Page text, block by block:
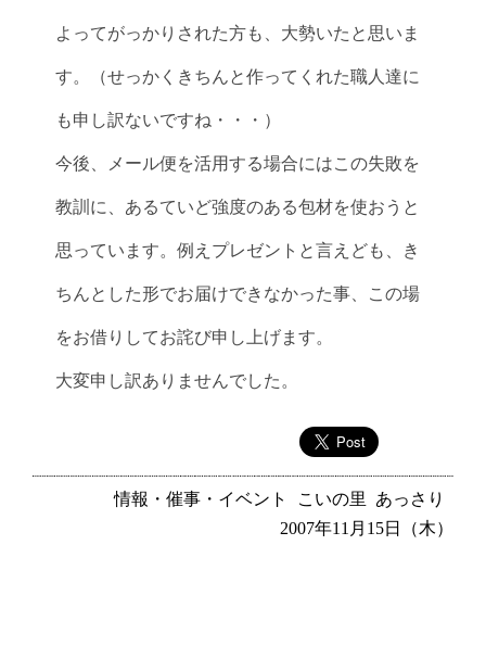
よってがっかりされた方も、大勢いたと思いま
す。（せっかくきちんと作ってくれた職人達に
も申し訳ないですね・・・）
今後、メール便を活用する場合にはこの失敗を
教訓に、あるていど強度のある包材を使おうと
思っています。例えプレゼントと言えども、き
ちんとした形でお届けできなかった事、この場
をお借りしてお詫び申し上げます。
大変申し訳ありませんでした。
情報・催事・イベント こいの里
あっさり
2007年11月15日（木）